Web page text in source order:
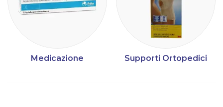
Medicazione Supporti Ortopedici